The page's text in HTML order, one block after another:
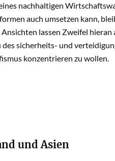
nachhaltigen
auch umsetzen kann,
lassen Zweifel
sicherheits- und
konzentrieren zu wollen.
und Asien